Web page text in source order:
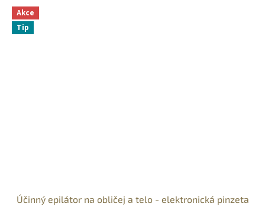
Akce
Tip
Účinný epilátor na obličej a telo - elektronická pinzeta